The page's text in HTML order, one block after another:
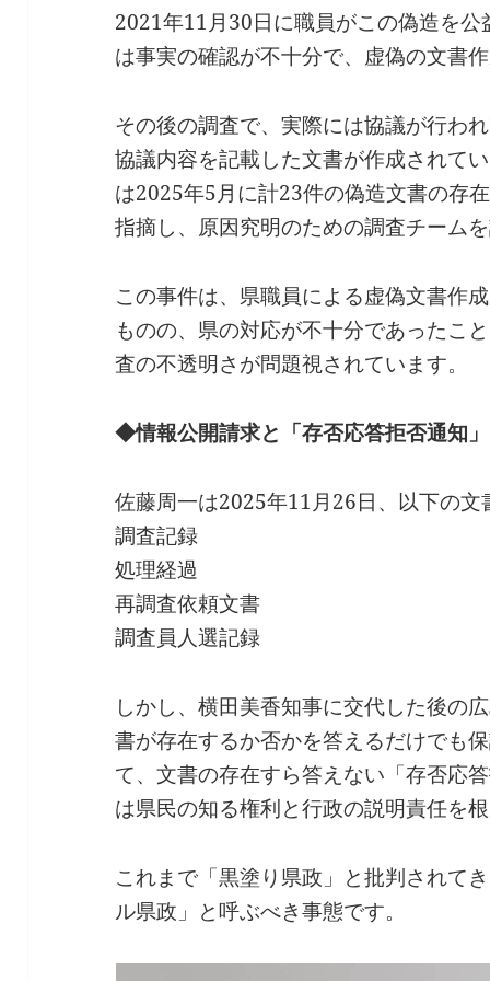
2021年11月30日に職員がこの偽造を
は事実の確認が不十分で、虚偽の文書
その後の調査で、実際には協議が行わ
協議内容を記載した文書が作成されて
は2025年5月に計23件の偽造文書の存
指摘し、原因究明のための調査チーム
この事件は、県職員による虚偽文書作
ものの、県の対応が不十分であったこ
査の不透明さが問題視されています。
◆情報公開請求と「存否応答拒否通知」
佐藤周一は2025年11月26日、以下の
調査記録
処理経過
再調査依頼文書
調査員人選記録
しかし、横田美香知事に交代した後の
書が存在するか否かを答えるだけでも
て、文書の存在すら答えない「存否応
は県民の知る権利と行政の説明責任を
これまで「黒塗り県政」と批判されて
ル県政」と呼ぶべき事態です。